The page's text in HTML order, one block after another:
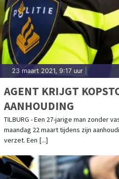
23 maart 2021, 9:17 uur
AGENT KRIJGT
AANHOUDING
TILBURG - Een 27-jarige man zonder
maandag 22 maart tijdens zijn
verzet. Een [...]